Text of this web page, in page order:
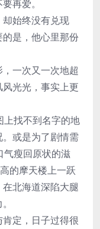
再爱。
始终没有兑现
是，他心里那份
一次又一次地超
光光，事实上更
上找不到名字的地
或是为了剧情需
气瘦回原状的滋
的摩天楼上一跃
北海道深陷大腿
定，日子过得很